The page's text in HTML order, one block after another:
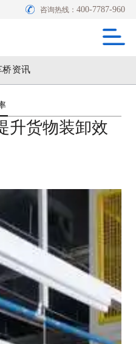
咨询热线：400-7787-960
桥资讯
升货物装卸效